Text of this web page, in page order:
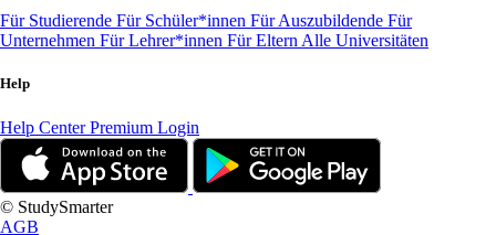
Für Studierende Für Schüler*innen Für Auszubildende Für
Unternehmen Für Lehrer*innen Für Eltern Alle Universitäten
Help
Help CenterPremium Login
© StudySmarter
AGB